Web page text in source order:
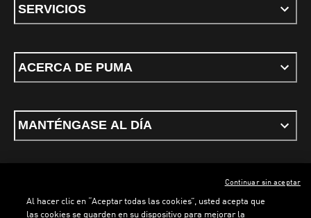
SERVICIOS
ACERCA DE PUMA
MANTÉNGASE AL DÍA
ESPAÑOL
Al hacer clic en “Aceptar todas las cookies”, usted acepta que
las cookies se guarden en su dispositivo para mejorar la
Continuar sin aceptar